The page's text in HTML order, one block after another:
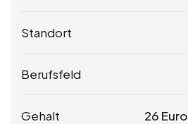
Standort
Berufsfeld
Gehalt 26 Euro